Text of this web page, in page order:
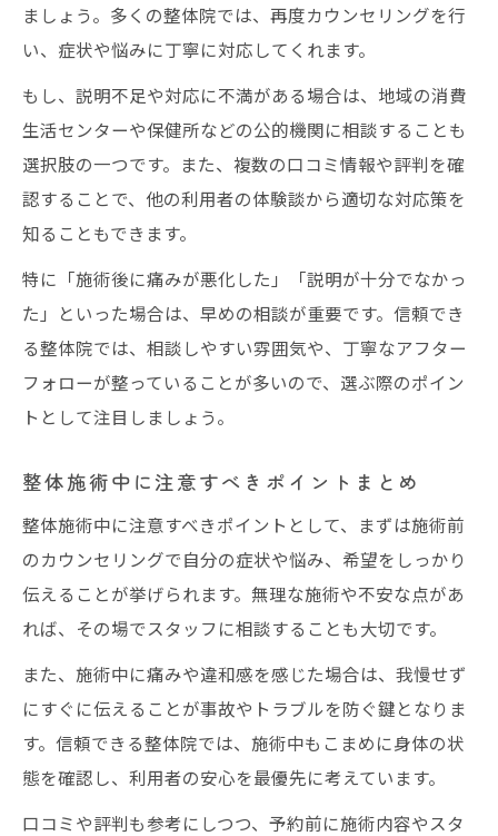
ましょう。多くの整体院では、再度カウンセリングを行
い、症状や悩みに丁寧に対応してくれます。
もし、説明不足や対応に不満がある場合は、地域の消費
生活センターや保健所などの公的機関に相談することも
選択肢の一つです。また、複数の口コミ情報や評判を確
認することで、他の利用者の体験談から適切な対応策を
知ることもできます。
特に「施術後に痛みが悪化した」「説明が十分でなかっ
た」といった場合は、早めの相談が重要です。信頼でき
る整体院では、相談しやすい雰囲気や、丁寧なアフター
フォローが整っていることが多いので、選ぶ際のポイン
トとして注目しましょう。
整体施術中に注意すべきポイントまとめ
整体施術中に注意すべきポイントとして、まずは施術前
のカウンセリングで自分の症状や悩み、希望をしっかり
伝えることが挙げられます。無理な施術や不安な点があ
れば、その場でスタッフに相談することも大切です。
また、施術中に痛みや違和感を感じた場合は、我慢せず
にすぐに伝えることが事故やトラブルを防ぐ鍵となりま
す。信頼できる整体院では、施術中もこまめに身体の状
態を確認し、利用者の安心を最優先に考えています。
口コミや評判も参考にしつつ、予約前に施術内容やスタ